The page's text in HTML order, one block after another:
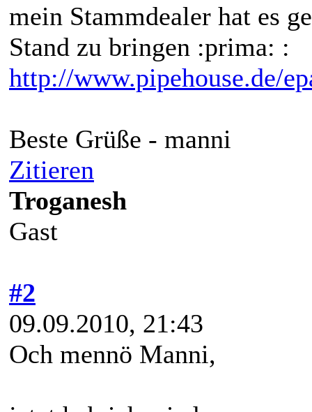
mein Stammdealer hat es
Stand zu bringen :prima: :
http://www.pipehouse.de/
Beste Grüße - manni
Zitieren
Troganesh
Gast
#2
09.09.2010, 21:43
Och mennö Manni,